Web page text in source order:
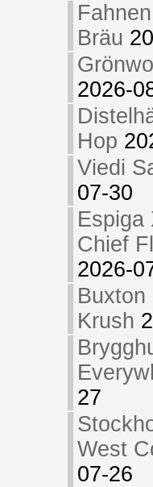
Bräu
2026-
Hop
Viedi
07-30
Espiga
Chief
2026-
Buxton
Krush
27
West
07-26